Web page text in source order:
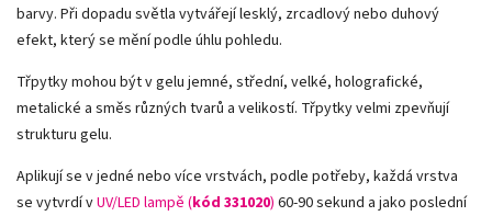
barvy. Při dopadu světla vytvářejí lesklý, zrcadlový nebo duhový
efekt, který se mění podle úhlu pohledu.
Třpytky mohou být v gelu jemné, střední, velké, holografické,
metalické a směs různých tvarů a velikostí. Třpytky velmi zpevňují
strukturu gelu.
Aplikují se v jedné nebo více vrstvách, podle potřeby, každá vrstva
se vytvrdí vUV/LED lampě (kód 331020) 60-90 sekund a jako poslední